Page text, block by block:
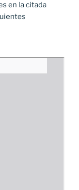
en la citada